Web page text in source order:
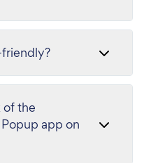
of the
app on